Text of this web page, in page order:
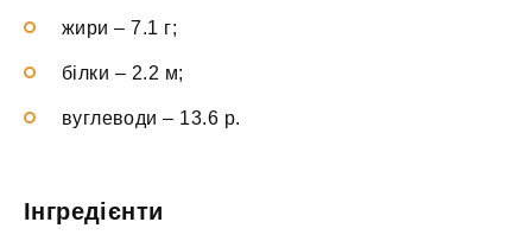
жири – 7.1 г;
білки – 2.2 м;
вуглеводи – 13.6 р.
Інгредієнти